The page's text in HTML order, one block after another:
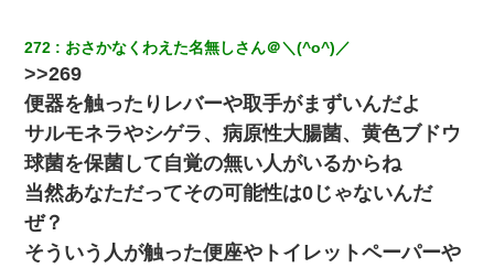
272 おさかなくわえた名無しさん＠＼(^o^)／
>>269
便器を触ったりレバーや取手がまずいんだよ
サルモネラやシゲラ、病原性大腸菌、黄色ブドウ
球菌を保菌して自覚の無い人がいるからね
当然あなただってその可能性は0じゃないんだ
ぜ？
そういう人が触った便座やトイレットペーパーや